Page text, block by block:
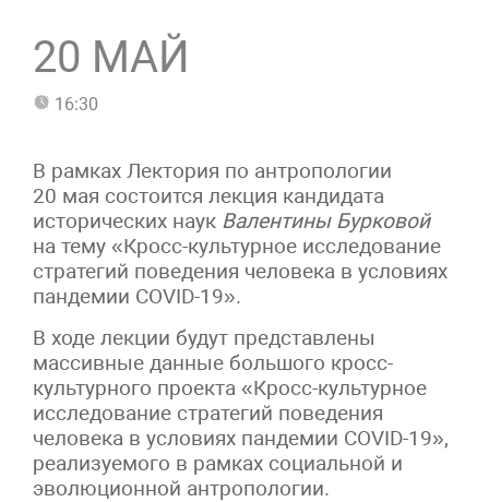
20 МАЙ
16:30
В рамках Лектория по антропологии
20 мая состоится лекция кандидата
исторических наук Валентины Бурковой
на тему «Кросс-культурное исследование
стратегий поведения человека в условиях
пандемии COVID-19».
В ходе лекции будут представлены
массивные данные большого кросс-
культурного проекта «Кросс-культурное
исследование стратегий поведения
человека в условиях пандемии COVID-19»,
реализуемого в рамках социальной и
эволюционной антропологии.